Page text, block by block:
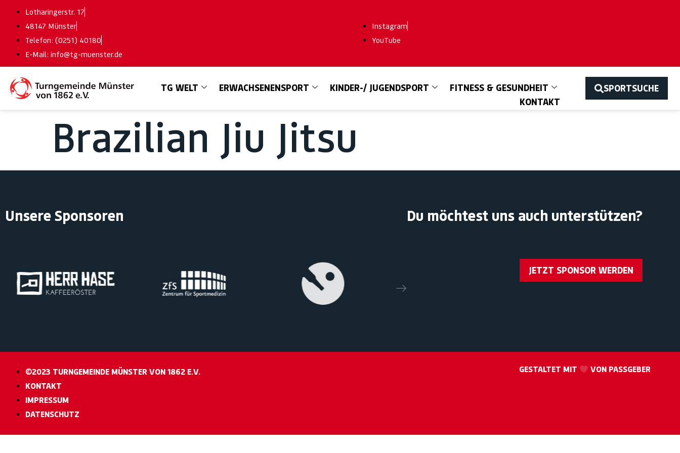
Lotharingerstr. 17
48147 Münster
Telefon: (0251) 40180
E-Mail: info@tg-muenster.de
Instagram
YouTube
TG WELT ERWACHSENENSPORT KINDER-/ JUGENDSPORT
FITNESS & GESUNDHEIT
KONTAKT
SPORTSUCHE
Brazilian Jiu Jitsu
Unsere Sponsoren Du möchtest uns auch unterstützen?
JETZT SPONSOR WERDEN
©2023 TURNGEMEINDE MÜNSTER VON 1862 E.V.
KONTAKT
IMPRESSUM
DATENSCHUTZ
GESTALTET MIT VON PASSGEBER